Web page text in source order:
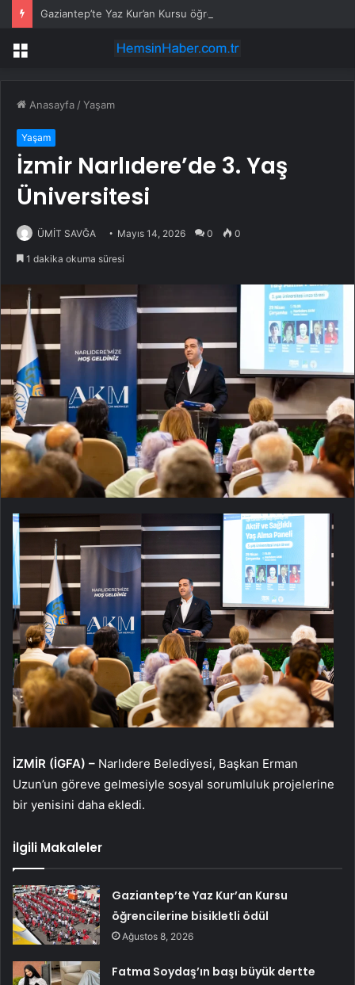
Gaziantep’te Yaz Kur’an Kursu öğrencilerine bisikletli ödül
Menü
Anasayfa /Yaşam
Yaşam
İzmir Narlıdere’de 3. Yaş
Üniversitesi
ÜMİT SAVĞA Mayıs 14, 2026 0 0
1 dakika okuma süresi
İZMİR (İGFA) – Narlıdere Belediyesi, Başkan Erman
Uzun’un göreve gelmesiyle sosyal sorumluluk projelerine
bir yenisini daha ekledi.
İlgili Makaleler
Gaziantep’te Yaz Kur’an Kursu
öğrencilerine bisikletli ödül
Ağustos 8, 2026
Fatma Soydaş’ın başı büyük dertte